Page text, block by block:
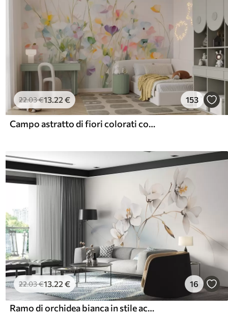
22.03€13.22 € 153
Campo astratto di fiori colorati con steli lunghi e foglie verdi, texture, colori pastello, colori chiari
22.03€13.22 € 16
Ramo di orchidea bianca in stile acquerello